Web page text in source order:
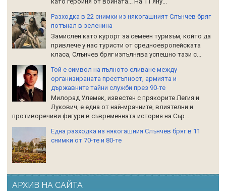
Разходка в 22 снимки из някогашният Слънчев бряг
потънал в зеленина
Замислен като курорт за семеен туризъм, който да
привлече у нас туристи от средноевропейската
класа, Слънчев бряг изпълнява успешно тази с...
Той е символ на пълното сливане между
организираната престъпност, армията и
държавните тайни служби през 90-те
Милорад Улемек, известен с прякорите Легия и
Лукович, е една от най-мрачните, влиятелни и
противоречиви фигури в съвременната история на Сър...
Една разходка из някогашния Слънчев бряг в 11
снимки от 70-те и 80-те
АРХИВ НА САЙТА